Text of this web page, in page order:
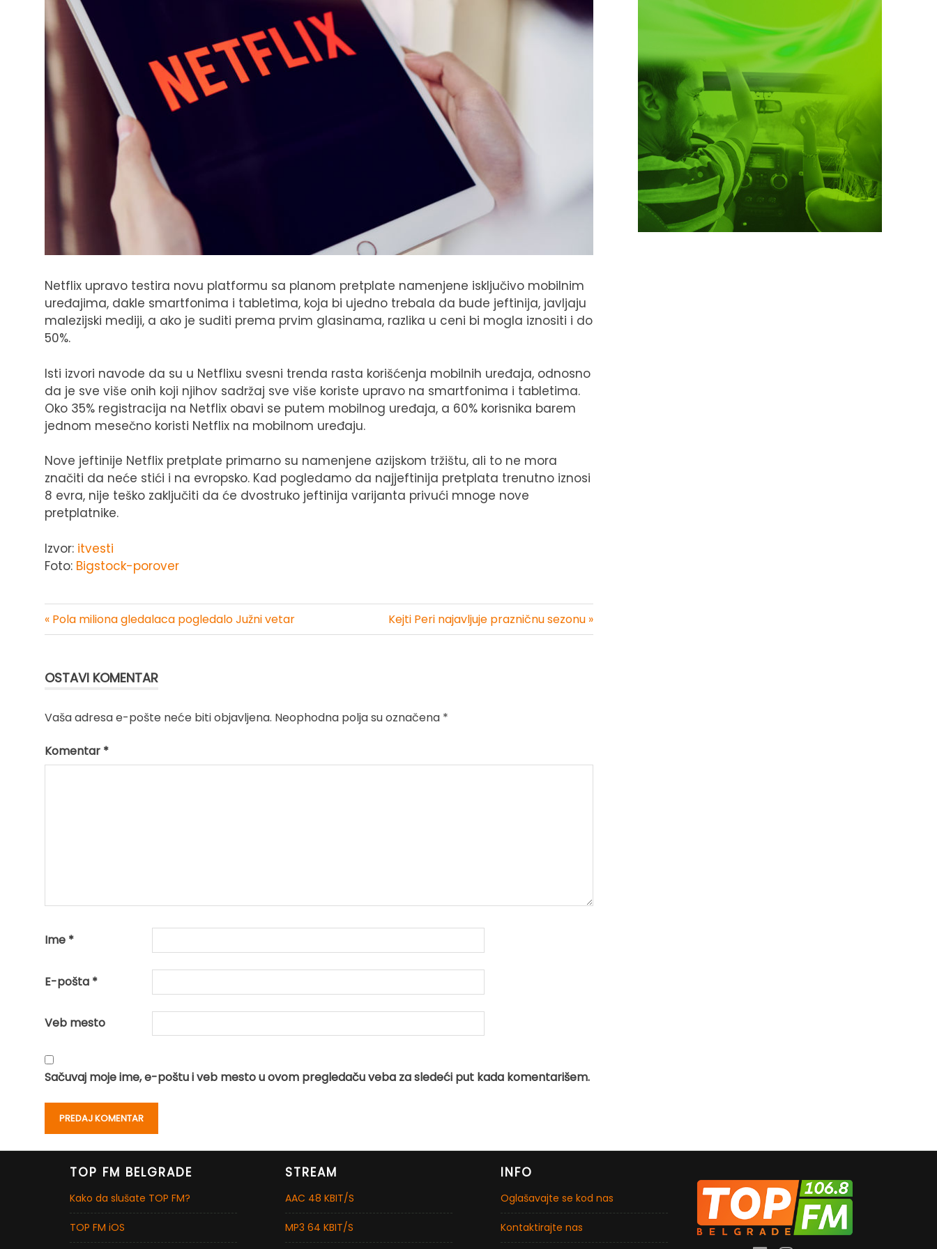
Netflix upravo testira novu platformu sa planom pretplate namenjene isključivo mobilnim
uređajima, dakle smartfonima i tabletima, koja bi ujedno trebala da bude jeftinija, javljaju
malezijski mediji, a ako je suditi prema prvim glasinama, razlika u ceni bi mogla iznositi i do
50%.
Isti izvori navode da su u Netflixu svesni trenda rasta korišćenja mobilnih uređaja, odnosno
da je sve više onih koji njihov sadržaj sve više koriste upravo na smartfonima i tabletima.
Oko 35% registracija na Netflix obavi se putem mobilnog uređaja, a 60% korisnika barem
jednom mesečno koristi Netflix na mobilnom uređaju.
Nove jeftinije Netflix pretplate primarno su namenjene azijskom tržištu, ali to ne mora
značiti da neće stići i na evropsko. Kad pogledamo da najjeftinija pretplata trenutno iznosi
8 evra, nije teško zaključiti da će dvostruko jeftinija varijanta privući mnoge nove
pretplatnike.
Izvor: itvesti
Foto: Bigstock-porover
Kretanje
« Pola miliona gledalaca pogledalo Južni vetar Kejti Peri najavljuje prazničnu sezonu »
OSTAVI KOMENTAR
Vaša adresa e-pošte neće biti objavljena. Neophodna polja su označena *
Komentar *
Ime *
E-pošta *
Veb mesto
Sačuvaj moje ime, e-poštu i veb mesto u ovom pregledaču veba za sledeći put kada komentarišem.
TOP FM BELGRADE
Kako da slušate TOP FM?
TOP FM iOS
STREAM
AAC 48 KBIT/S
MP3 64 KBIT/S
INFO
Oglašavajte se kod nas
Kontaktirajte nas